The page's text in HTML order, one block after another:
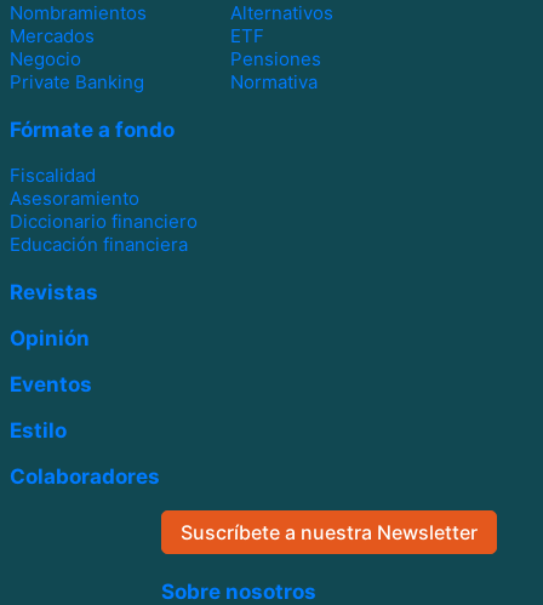
Nombramientos
Alternativos
Mercados
ETF
Negocio
Pensiones
Private Banking
Normativa
Fórmate a fondo
Fiscalidad
Asesoramiento
Diccionario financiero
Educación financiera
Revistas
Opinión
Eventos
Estilo
Colaboradores
Suscríbete a nuestra Newsletter
Sobre nosotros